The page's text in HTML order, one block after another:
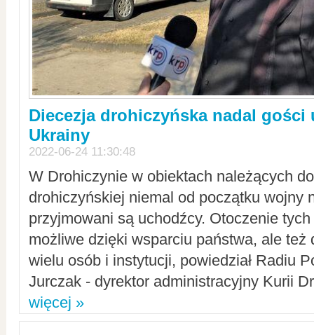
Diecezja drohiczyńska nadal gości
Ukrainy
2022-06-24 11:30:48
W Drohiczynie w obiektach należących
drohiczyńskiej niemal od początku wojny
przyjmowani są uchodźcy. Otoczenie
możliwe dzięki wsparciu państwa, ale też
wielu osób i instytucji, powiedział Radiu
Jurczak - dyrektor administracyjny Kurii
więcej »